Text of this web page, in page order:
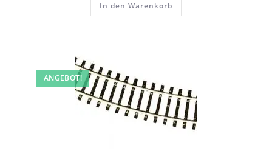
In den Warenkorb
ANGEBOT!